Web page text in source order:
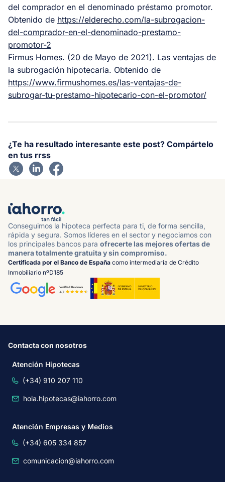
del comprador en el denominado préstamo promotor.
Obtenido de https://elderecho.com/la-subrogacion-
del-comprador-en-el-denominado-prestamo-
promotor-2
Firmus Homes. (20 de Mayo de 2021). Las ventajas de
la subrogación hipotecaria. Obtenido de
https://www.firmushomes.es/las-ventajas-de-
subrogar-tu-prestamo-hipotecario-con-el-promotor/
¿Te ha resultado interesante este post? Compártelo
en tus rrss
Conseguimos la hipoteca perfecta para ti, de forma sencilla,
rápida y segura. Somos líderes en el sector y negociamos con
los principales bancos para ofrecerte las mejores ofertas de
manera totalmente gratuita y sin compromiso.
Certificada por el Banco de España como intermediaria de Crédito
Inmobiliario nºD185
Contacta con nosotros
Atención Hipotecas
(+34) 910 207 110
hola.hipotecas@iahorro.com
Atención Empresas y Medios
(+34) 605 334 857
comunicacion@iahorro.com